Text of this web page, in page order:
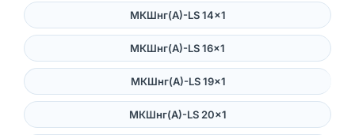
МКШнг(А)-LS 14×1
МКШнг(А)-LS 16×1
МКШнг(А)-LS 19×1
МКШнг(А)-LS 20×1